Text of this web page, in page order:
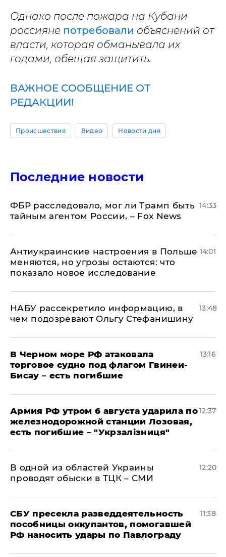
Однако после пожара на Кубани
россияне потребовали объяснений от
власти, которая обманывала их
годами, обещая защитить.
ВАЖНОЕ СООБЩЕНИЕ ОТ
РЕДАКЦИИ!
Происшествия Видео Новости дня
Последние новости
ФБР расследовало, мог ли Трамп быть
тайным агентом России, – Fox News
14:33
Антиукраинские настроения в Польше
меняются, но угрозы остаются: что
показало новое исследование
14:01
НАБУ рассекретило информацию, в
чем подозревают Ольгу Стефанишину
13:48
В Черном море РФ атаковала
торговое судно под флагом Гвинеи-
Бисау – есть погибшие
13:16
Армия РФ утром 6 августа ударила по
железнодорожной станции Лозовая,
есть погибшие – "Укрзалізниця"
12:37
В одной из областей Украины
проводят обыски в ТЦК – СМИ
12:20
СБУ пресекла разведдеятельность
пособницы оккупантов, помогавшей
РФ наносить удары по Павлограду
11:38